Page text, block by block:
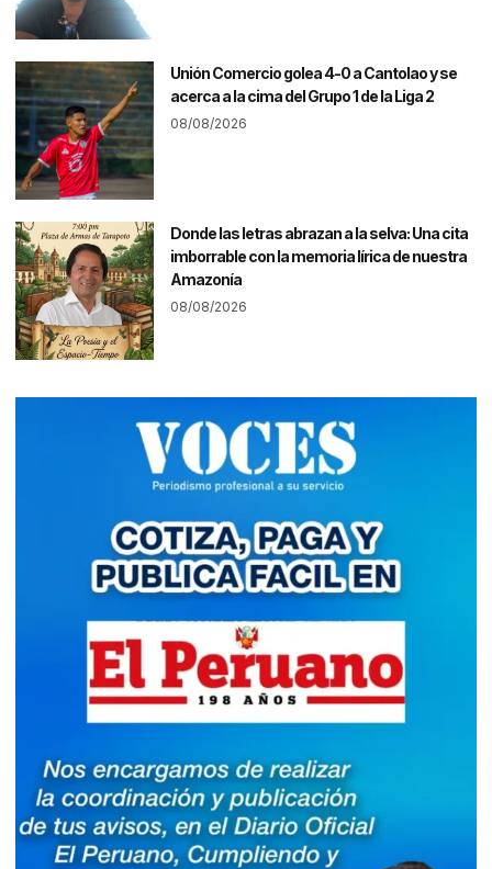
Unión Comercio golea 4-0 a Cantolao y se
acerca a la cima del Grupo 1 de la Liga 2
08/08/2026
Donde las letras abrazan a la selva: Una cita
imborrable con la memoria lírica de nuestra
Amazonía
08/08/2026